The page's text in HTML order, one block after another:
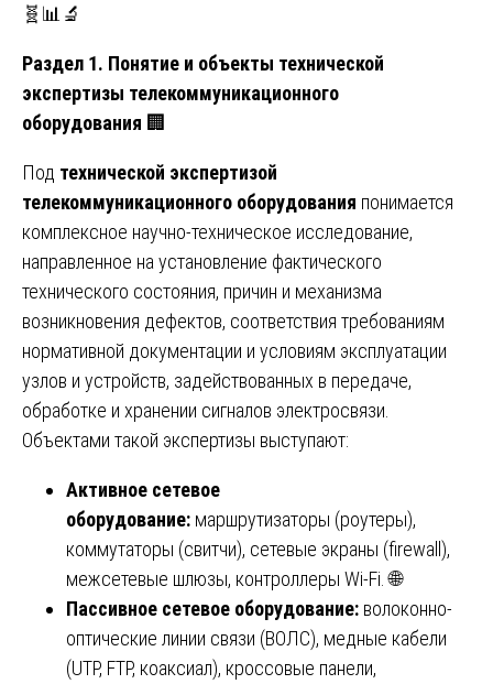
🧬📊🔬
Раздел 1. Понятие и объекты технической
экспертизы телекоммуникационного
оборудования 🏢
Под технической экспертизой
телекоммуникационного оборудования понимается
комплексное научно-техническое исследование,
направленное на установление фактического
технического состояния, причин и механизма
возникновения дефектов, соответствия требованиям
нормативной документации и условиям эксплуатации
узлов и устройств, задействованных в передаче,
обработке и хранении сигналов электросвязи.
Объектами такой экспертизы выступают:
Активное сетевое
оборудование: маршрутизаторы (роутеры),
коммутаторы (свитчи), сетевые экраны (firewall),
межсетевые шлюзы, контроллеры Wi-Fi. 🌐
Пассивное сетевое оборудование: волоконно-
оптические линии связи (ВОЛС), медные кабели
(UTP, FTP, коаксиал), кроссовые панели,